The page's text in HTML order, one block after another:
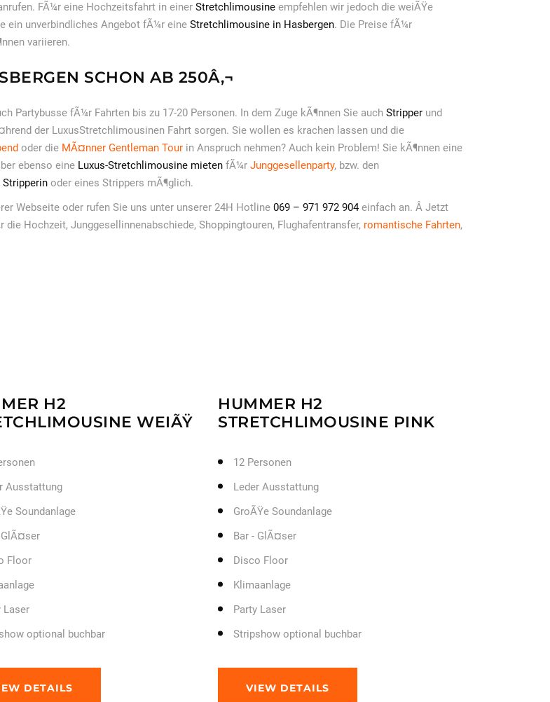
FÃ¼r eine Hochzeitsfahrt in einer Stretchlimousine empfehlen wir jedoch die weiÃŸe
ein unverbindliches Angebot fÃ¼r eine Stretchlimousine in Hasbergen. Die Preise fÃ¼r
variieren.
SCHON AB 250Â‚¬
Partybusse fÃ¼r Fahrten bis zu 17-20 Personen. In dem Zuge kÃ¶nnen Sie auch Stripper und
der LuxusStretchlimousinen Fahrt sorgen. Sie wollen es krachen lassen und die
oder die MÃ¤nner Gentleman Tour in Anspruch nehmen? Auch kein Problem! Sie kÃ¶nnen eine
ebenso eine Luxus-Stretchlimousine mieten fÃ¼r Junggesellenparty, bzw. den
Stripperin oder eines Strippers mÃ¶glich.
Webseite oder rufen Sie uns unter unserer 24H Hotline 069 – 971 972 904 einfach an. Â Jetzt
Hochzeit, Junggesellinnenabschiede, Shoppingtouren, Flughafentransfer, romantische Fahrten,
H2
WEIÃŸ
Ausstattung
Soundanlage
GlÃ¤ser
Floor
Laser
optional buchbar
DETAILS
HUMMER H2
STRETCHLIMOUSINE PINK
12 Personen
Leder Ausstattung
GroÃŸe Soundanlage
Bar - GlÃ¤ser
Disco Floor
Klimaanlage
Party Laser
Stripshow optional buchbar
VIEW DETAILS